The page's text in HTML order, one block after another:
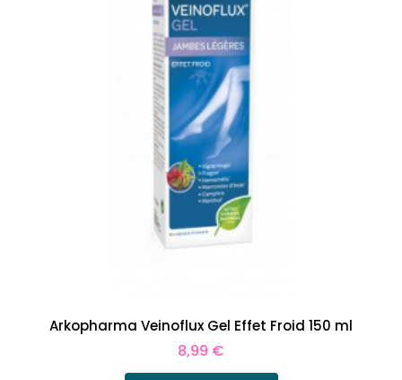
Arkopharma Veinoflux Gel Effet Froid 150 ml
Prix
8,99 €